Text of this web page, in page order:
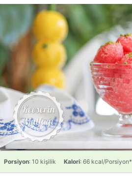
Porsiyon: 10 kişilik Kalori: 66 kcal/Porsiyon*